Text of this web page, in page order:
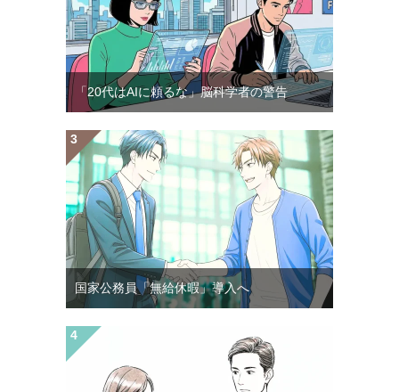
「20代はAIに頼るな」脳科学者の警告
国家公務員「無給休暇」導入へ